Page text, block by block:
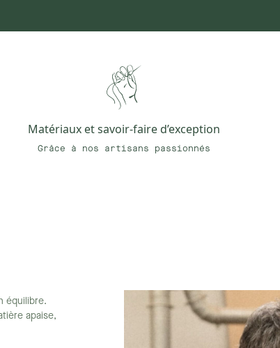
Matériaux et savoir-faire d’exception
Grâce à nos artisans passionnés
équilibre.
apaise,